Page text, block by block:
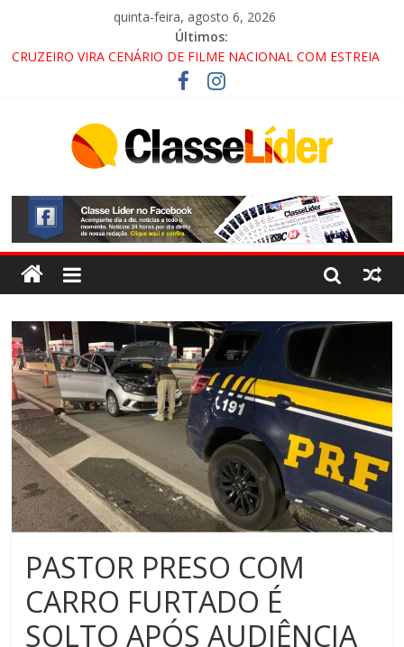
quinta-feira, agosto 6, 2026
Últimos:
CRUZEIRO VIRA CENÁRIO DE FILME NACIONAL COM ESTREIA
PROMOTOR DO GAECO
ACESSO À APARECIDA NA DUTRA SERÁ BLOQUEADO NO FIM
ALTERNATIVAS
LORENA, PINDAMONHANGABA E QUELUZ NA RETA FINAL
PELA FÁBRICA DA COCA-COLA!
PASTOR PRESO COM
CARRO FURTADO É
SOLTO APÓS AUDIÊNCIA